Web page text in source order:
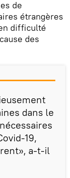
de
étrangères
difficulté
des
dans le
19,
a-t-il